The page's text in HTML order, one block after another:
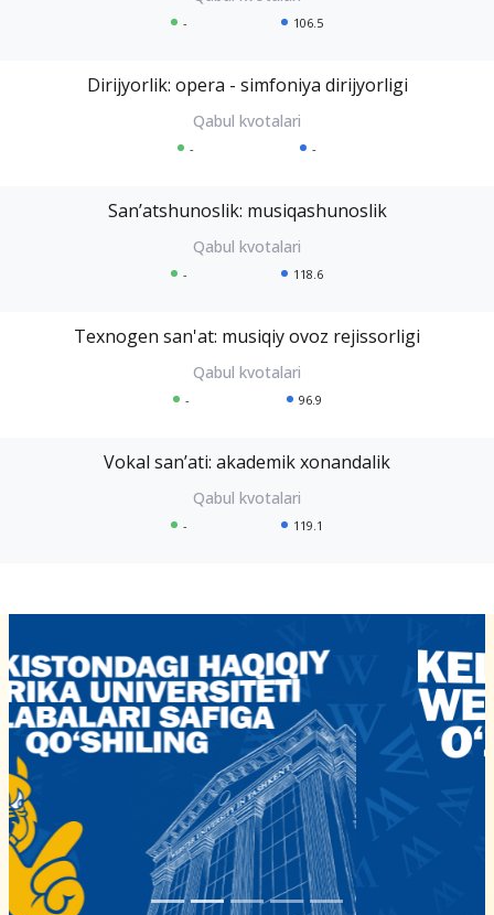
- 106.5
Dirijyorlik: opera - simfoniya dirijyorligi
- -
Sanʼatshunoslik: musiqashunoslik
- 118.6
Texnogen san'at: musiqiy ovoz rejissorligi
- 96.9
Vokal sanʼati: akademik xonandalik
- 119.1